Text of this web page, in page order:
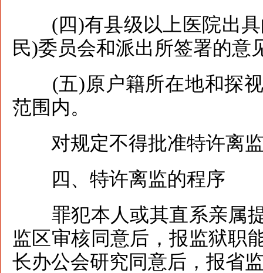
(四)有县级以上医院出具
民)委员会和派出所签署的意
(五)原户籍所在地和探视
范围内。
对规定不得批准特许离监
四、特许离监的程序
罪犯本人或其直系亲属提
监区审核同意后，报监狱职
长办公会研究同意后，报省